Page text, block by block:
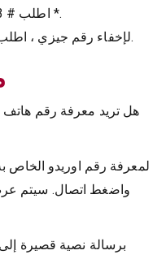
لتفعيل خاصية Double Call ، اطلب # 43 *.
لإخفاء رقم جيزي ، اطلب # 31 # متبوعًا برقم مراسلتك.
هل تريد معرفة رقم
لمعرفة رقم اوريدو الخاص
واضغط اتصال. سيتم